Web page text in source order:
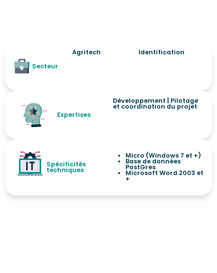
Secteur
Agritech Identification
Expertises
Développement Pilotage
et coordination du projet
Spécificités
techniques
Micro (Windows 7 et +)
Base de données
PostGres
Microsoft Word 2003 et
+